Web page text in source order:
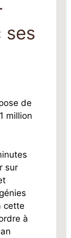
ses
de
million
sur
cette
à